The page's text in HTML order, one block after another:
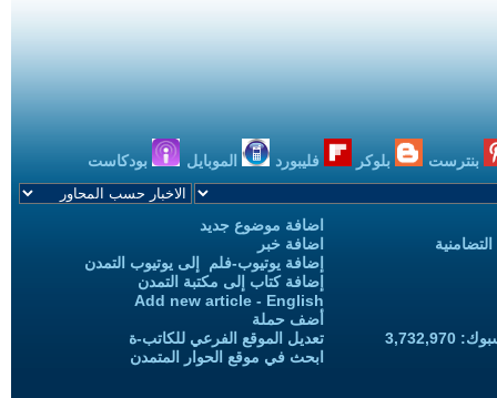
بنترست بلوكر فليبورد الموبايل بودكاست
اضافة موضوع جديد
اضافة خبر
إضافة يوتيوب-فلم إلى يوتيوب التمدن
إضافة كتاب إلى مكتبة التمدن
Add new article - English
أضف حملة
تعديل الموقع الفرعي للكاتب-ة
ابحث في موقع الحوار المتمدن